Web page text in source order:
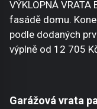
VÝKLOPNÁ
fasádě domu.
podle dodaných
výplně od 12 705
Garážová vrata